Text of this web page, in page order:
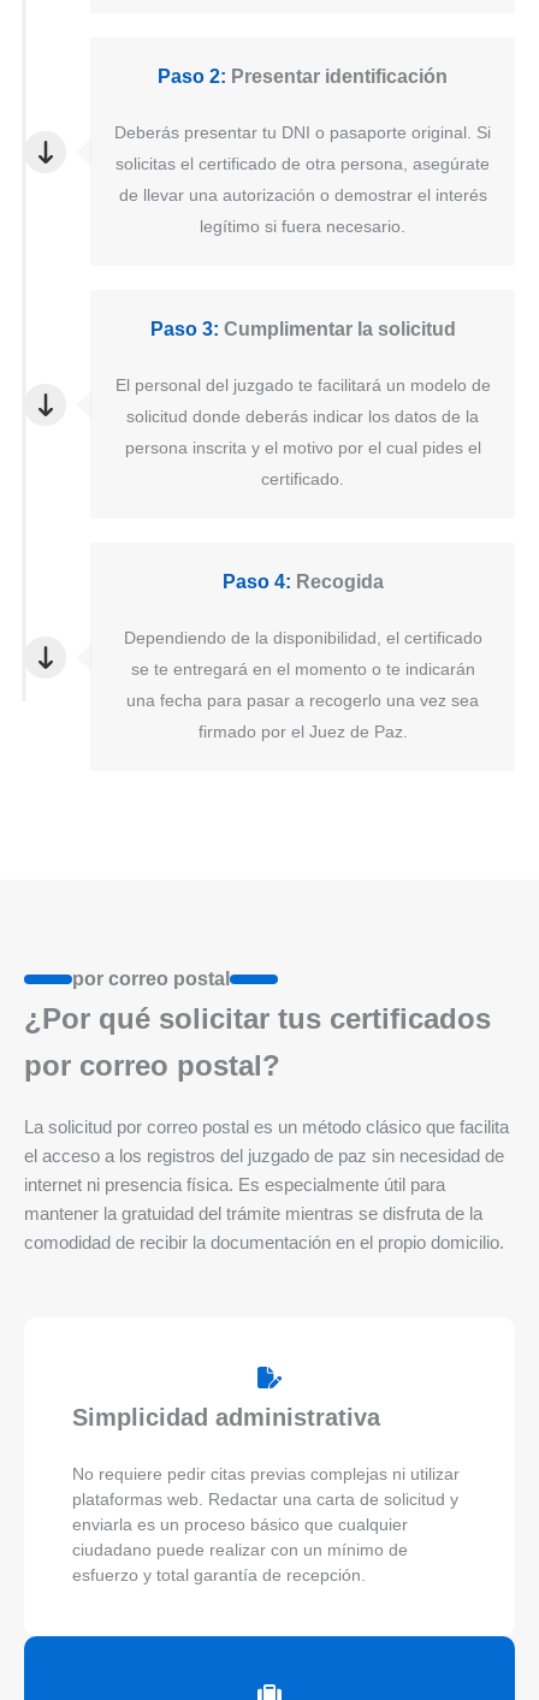
Paso 2: Presentar identificación
Deberás presentar tu DNI o pasaporte original. Si
solicitas el certificado de otra persona, asegúrate
de llevar una autorización o demostrar el interés
legítimo si fuera necesario.
Paso 3: Cumplimentar la solicitud
El personal del juzgado te facilitará un modelo de
solicitud donde deberás indicar los datos de la
persona inscrita y el motivo por el cual pides el
certificado.
Paso 4: Recogida
Dependiendo de la disponibilidad, el certificado
se te entregará en el momento o te indicarán
una fecha para pasar a recogerlo una vez sea
firmado por el Juez de Paz.
por correo postal
¿Por qué solicitar tus certificados
por correo postal?
La solicitud por correo postal es un método clásico que facilita
el acceso a los registros del juzgado de paz sin necesidad de
internet ni presencia física. Es especialmente útil para
mantener la gratuidad del trámite mientras se disfruta de la
comodidad de recibir la documentación en el propio domicilio.
Simplicidad administrativa
No requiere pedir citas previas complejas ni utilizar
plataformas web. Redactar una carta de solicitud y
enviarla es un proceso básico que cualquier
ciudadano puede realizar con un mínimo de
esfuerzo y total garantía de recepción.